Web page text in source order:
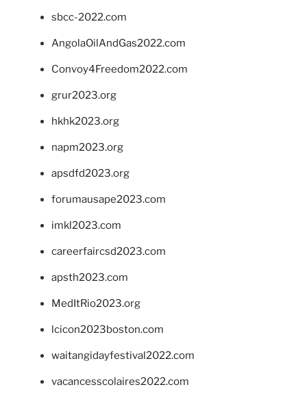
sbcc-2022.com
AngolaOilAndGas2022.com
Convoy4Freedom2022.com
grur2023.org
hkhk2023.org
napm2023.org
apsdfd2023.org
forumausape2023.com
imkl2023.com
careerfaircsd2023.com
apsth2023.com
MedItRio2023.org
lcicon2023boston.com
waitangidayfestival2022.com
vacancesscolaires2022.com